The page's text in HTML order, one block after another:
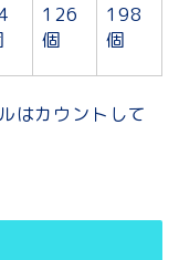
126
個
198
個
はカウントして